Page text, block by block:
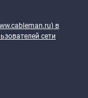
) в
сети